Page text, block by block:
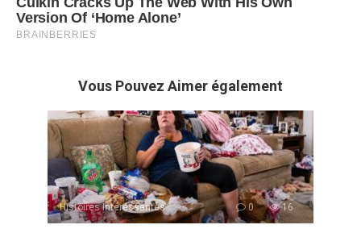
Vous Pouvez Aimer également
Histoires Intéressantes 0 16